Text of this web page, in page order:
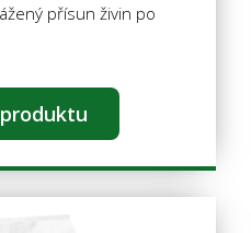
přísun živin po